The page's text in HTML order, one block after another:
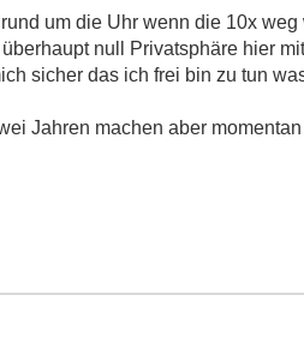
um die Uhr wenn die 10x
null Privatsphäre hier
sicher das ich frei bin zu tun
Jahren machen aber